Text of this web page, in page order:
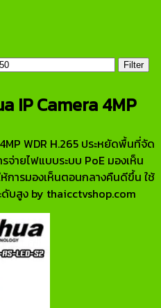
Filter
IP Camera 4MP
WDR H.265 ประหยัดพื้นที่จัด
จ่ายไฟแบบระบบ PoE มองเห็น
การมองเห็นตอนกลางคืนดีขึ้น ใช้
ดับสูง by thaicctvshop.com